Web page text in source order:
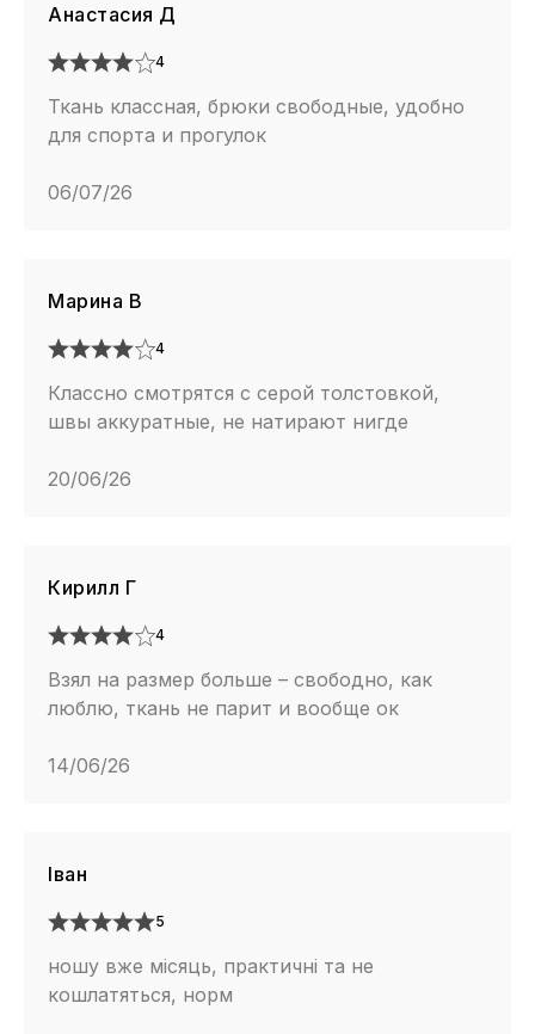
Анастасия Д
4
Ткань классная, брюки свободные, удобно
для спорта и прогулок
06/07/26
Марина В
4
Классно смотрятся с серой толстовкой,
швы аккуратные, не натирают нигде
20/06/26
Кирилл Г
4
Взял на размер больше – свободно, как
люблю, ткань не парит и вообще ок
14/06/26
Іван
5
ношу вже місяць, практичні та не
кошлатяться, норм